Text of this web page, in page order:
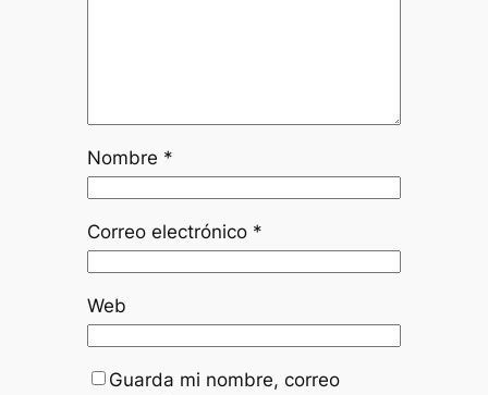
Nombre *
Correo electrónico *
Web
Guarda mi nombre, correo